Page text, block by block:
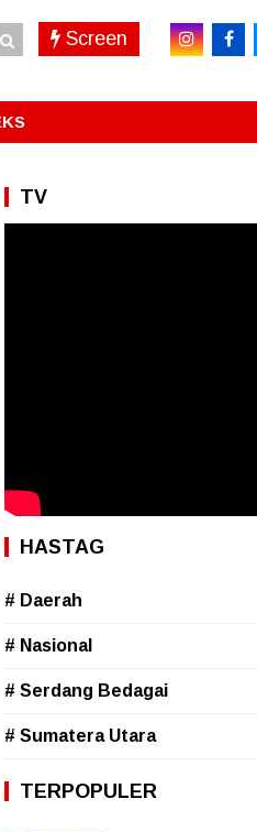
Screen
TV
HASTAG
# Daerah
# Nasional
# Serdang Bedagai
# Sumatera Utara
TERPOPULER